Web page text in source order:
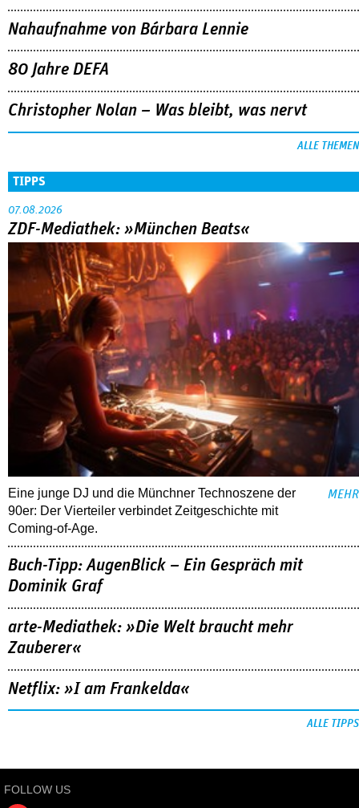
Nahaufnahme von Bárbara Lennie
80 Jahre DEFA
Christopher Nolan – Was bleibt, was nervt
ALLE THEMEN
TIPPS
07.08.2026
ZDF-Mediathek: »München Beats«
Eine junge DJ und die Münchner Technoszene der
90er: Der Vierteiler verbindet Zeitgeschichte mit
Coming-of-Age.
MEHR
Buch-Tipp: AugenBlick – Ein Gespräch mit
Dominik Graf
arte-Mediathek: »Die Welt braucht mehr
Zauberer«
Netflix: »I am Frankelda«
ALLE TIPPS
FOLLOW US